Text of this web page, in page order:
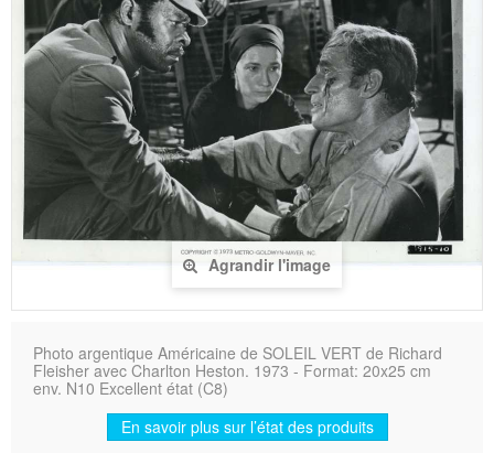
Agrandir l'image
Photo argentique Américaine de SOLEIL VERT de Richard
Fleisher avec Charlton Heston. 1973 - Format: 20x25 cm
env. N10 Excellent état (C8)
En savoir plus sur l’état des produits